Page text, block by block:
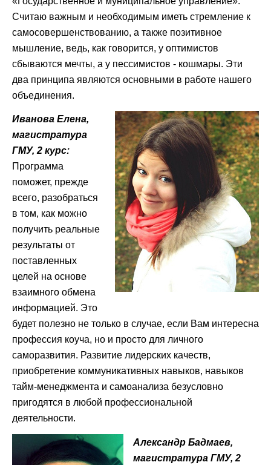
Считаю важным и необходимым иметь стремление к
самосовершенствованию, а также позитивное
мышление, ведь, как говорится, у оптимистов
сбываются мечты, а у пессимистов - кошмары. Эти
два принципа являются основными в работе нашего
объединения.
Иванова Елена,
магистратура
ГМУ, 2 курс:
Программа
поможет, прежде
всего, разобраться
в том, как можно
получить реальные
результаты от
поставленных
целей на основе
взаимного обмена
информацией. Это
будет полезно не только в случае, если Вам интересна
профессия коуча, но и просто для личного
саморазвития. Развитие лидерских качеств,
приобретение коммуникативных навыков, навыков
тайм-менеджмента и самоанализа безусловно
пригодятся в любой профессиональной
деятельности.
Александр Бадмаев,
магистратура ГМУ, 2